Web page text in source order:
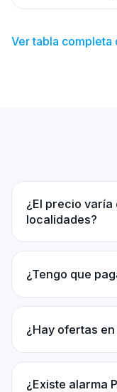
Ver tabla completa
¿El precio
localidades?
¿Tengo que
¿Hay ofertas
¿Existe alarma